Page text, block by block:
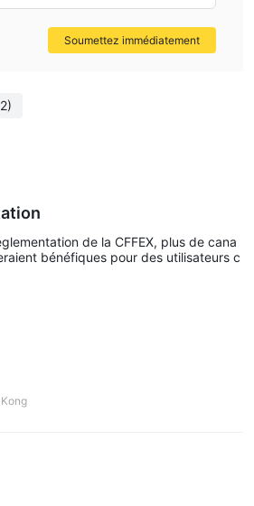
de la CFFEX, plus de cana
bénéfiques pour des utilisateurs c
Soumettez immédiatement